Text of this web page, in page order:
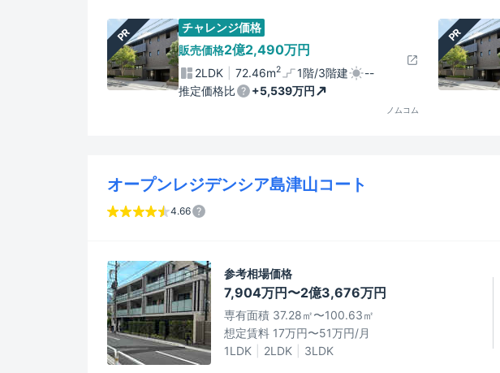
PR
チャレンジ価格
販売価格2億2,490万円
2LDK 72.46m2 1階/3階建
--
推定価格比
+5,539万円
ノムコム
PR
オープンレジデンシア島津山コート
4.66
参考相場価格
7,904万円〜2億3,676万円
専有面積 37.28㎡〜100.63㎡
想定賃料 17万円〜51万円/月
1LDK
2LDK 3LDK